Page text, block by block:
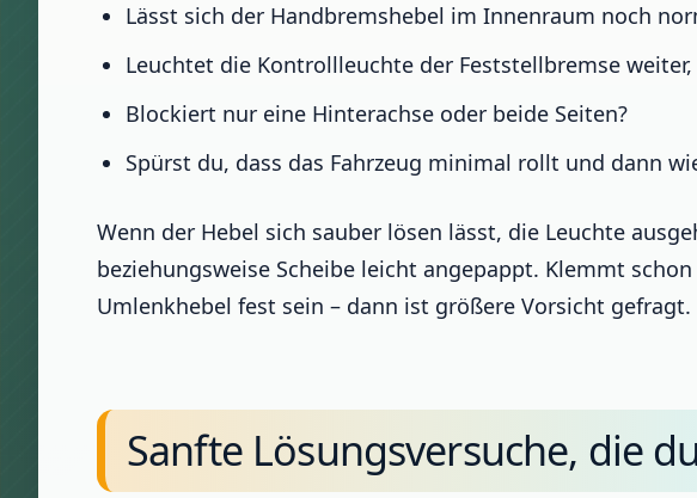
Lässt sich der Handbremshebel im Innenraum noch
Leuchtet die Kontrollleuchte der Feststellbremse
Blockiert nur eine Hinterachse oder beide Seiten?
Spürst du, dass das Fahrzeug minimal rollt und dann
Wenn der Hebel sich sauber lösen lässt, die Leuchte
beziehungsweise Scheibe leicht angepappt. Klemmt
Umlenkhebel fest sein – dann ist größere Vorsicht gefragt.
Sanfte Lösungsversuche, die